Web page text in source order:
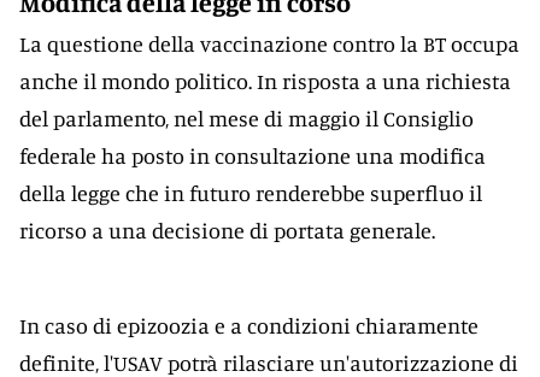
La questione della vaccinazione contro la BT occupa
anche il mondo politico. In risposta a una richiesta
del parlamento, nel mese di maggio il Consiglio
federale ha posto in consultazione una modifica
della legge che in futuro renderebbe superfluo il
ricorso a una decisione di portata generale.
In caso di epizoozia e a condizioni chiaramente
definite, l'USAV potrà rilasciare un'autorizzazione di